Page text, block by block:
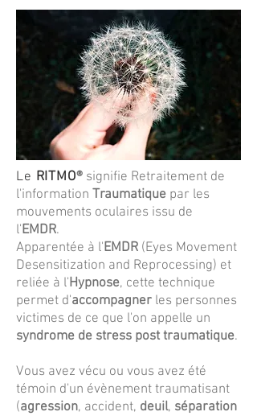
Le RITMO® signifie Retraitement de
l'information Traumatique par les
mouvements oculaires issu de
l'EMDR.
Apparentée à l'EMDR (Eyes Movement
Desensitization and Reprocessing) et
reliée à l'Hypnose, cette technique
permet d'accompagner les personnes
victimes de ce que l'on appelle un
syndrome de stress post traumatique.
Vous avez vécu ou vous avez été
témoin d'un évènement traumatisant
(agression, accident, deuil, séparation